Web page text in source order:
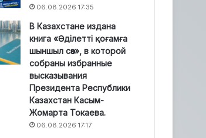
06.08.2026 17:35
В Казахстане издана
книга «Әділетті қоғамға
шыншыл сөз», в которой
собраны избранные
высказывания
Президента Республики
Казахстан Касым-
Жомарта Токаева.
06.08.2026 17:17